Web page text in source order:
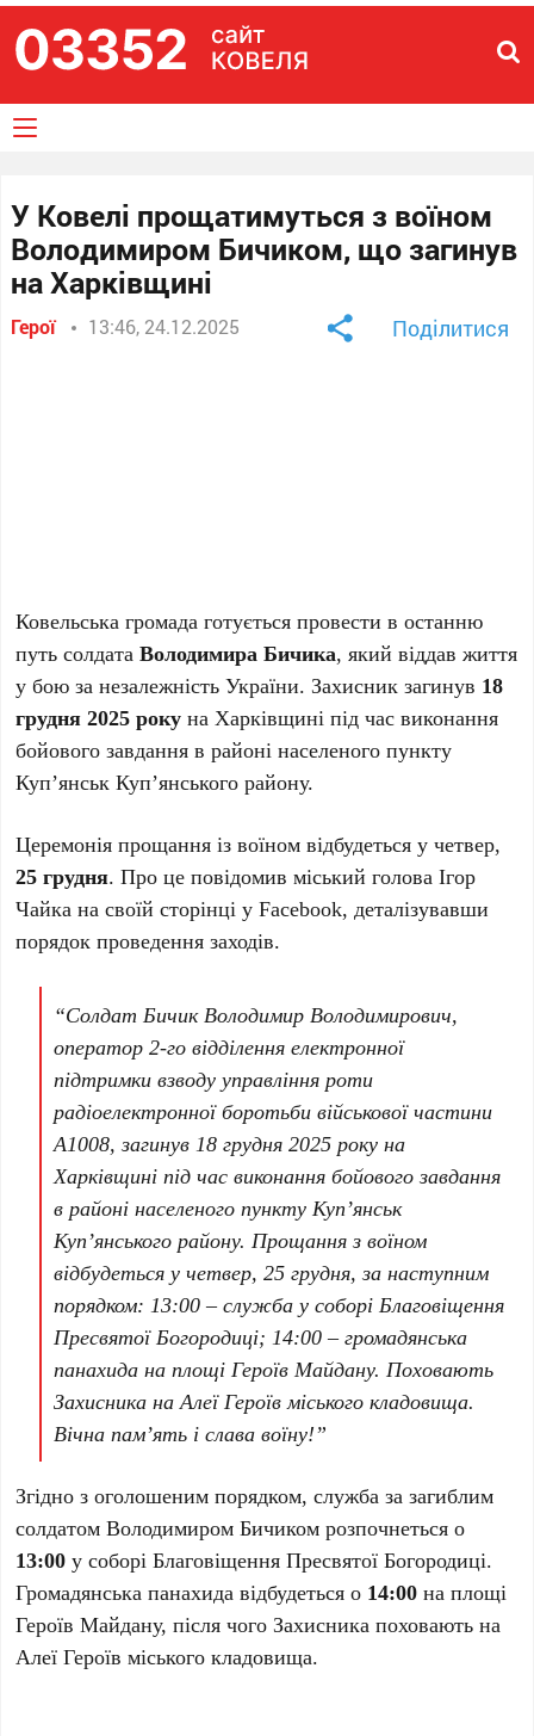
У Ковелі прощатимуться з воїном
Володимиром Бичиком, що загинув
на Харківщині
Герої 13:46, 24.12.2025 Поділитися
Ковельська громада готується провести в останню
путь солдатаВолодимира Бичика, який віддав життя
у бою за незалежність України. Захисник загинув 18
грудня 2025 року на Харківщині під час виконання
бойового завдання в районі населеного пункту
Куп’янськ Куп’янського району.
Церемонія прощання із воїном відбудеться у четвер,
25 грудня. Про це повідомив міський голова Ігор
Чайка на своїй сторінці у Facebook, деталізувавши
порядок проведення заходів.
“Солдат Бичик Володимир Володимирович,
оператор 2-го відділення електронної
підтримки взводу управління роти
радіоелектронної боротьби військової частини
А1008, загинув 18 грудня 2025 року на
Харківщині під час виконання бойового завдання
в районі населеного пункту Куп’янськ
Куп’янського району. Прощання з воїном
відбудеться у четвер, 25 грудня, за наступним
порядком: 13:00 – служба у соборі Благовіщення
Пресвятої Богородиці; 14:00 – громадянська
панахида на площі Героїв Майдану. Поховають
Захисника на Алеї Героїв міського кладовища.
Вічна пам’ять і слава воїну!”
Згідно з оголошеним порядком, служба за загиблим
солдатом Володимиром Бичиком розпочнеться о
13:00 у соборі Благовіщення Пресвятої Богородиці.
Громадянська панахида відбудеться о 14:00 на площі
Героїв Майдану, після чого Захисника поховають на
Алеї Героїв міського кладовища.